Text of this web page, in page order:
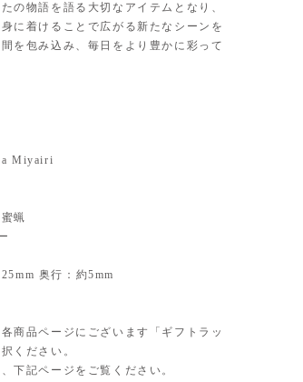
の物語を語る大切なアイテムとなり、
に着けることで広がる新たなシーンを
を包み込み、毎日をより豊かに彩って
Miyairi
蜜蝋
奥行：約5mm
商品ページにございます「ギフトラッ
ください。
下記ページをご覧ください。